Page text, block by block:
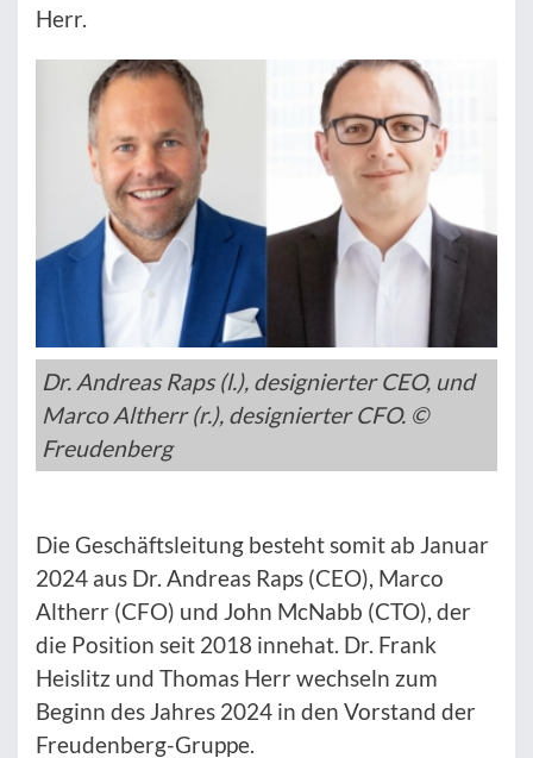
Herr.
Dr. Andreas Raps (l.), designierter CEO, und
Marco Altherr (r.), designierter CFO. ©
Freudenberg
Die Geschäftsleitung besteht somit ab Januar
2024 aus Dr. Andreas Raps (CEO), Marco
Altherr (CFO) und John McNabb (CTO), der
die Position seit 2018 innehat. Dr. Frank
Heislitz und Thomas Herr wechseln zum
Beginn des Jahres 2024 in den Vorstand der
Freudenberg-Gruppe.